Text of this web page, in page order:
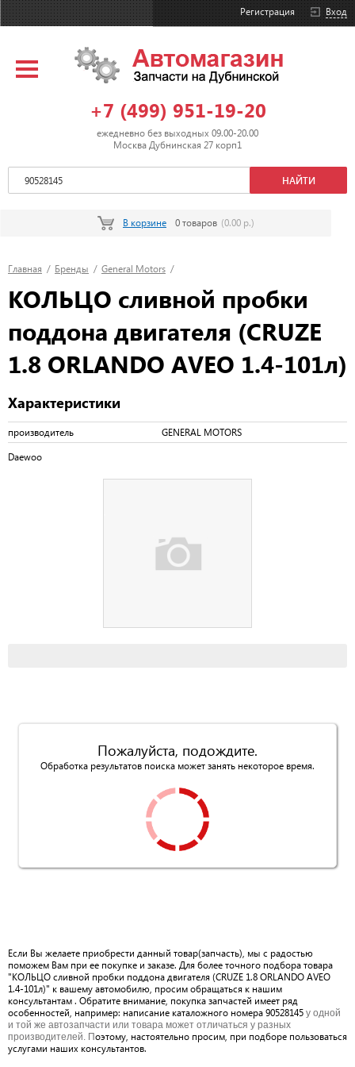
Вход
Регистрация
+7 (499) 951-19-20
ежедневно без выходных 09.00-20.00
Москва Дубнинская 27 корп1
В корзине 0 товаров (0.00 р.)
Главная / Бренды / General Motors /
КОЛЬЦО сливной пробки
поддона двигателя (CRUZE
1.8 ORLANDO AVEO 1.4-101л)
Характеристики
производитель GENERAL MOTORS
Daewoo
Пожалуйста, подождите.
Обработка результатов поиска может занять некоторое время.
Если Вы желаете приобрести данный товар(запчасть), мы с радостью
поможем Вам при ее покупке и заказе. Для более точного подбора товара
"КОЛЬЦО сливной пробки поддона двигателя (CRUZE 1.8 ORLANDO AVEO
1.4-101л)" к вашему автомобилю, просим обращаться к нашим
консультантам . Обратите внимание, покупка запчастей имеет ряд
особенностей, например: написание каталожного номера 90528145 у одной
и той же автозапчасти или товара может отличаться у разных
производителей. Поэтому, настоятельно просим, при подборе пользоваться
услугами наших консультантов.